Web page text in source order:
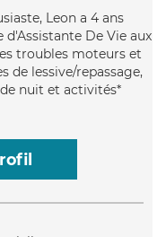
Leon a 4 ans
De Vie aux
troubles moteurs et
de lessive/repassage,
nuit et activités*